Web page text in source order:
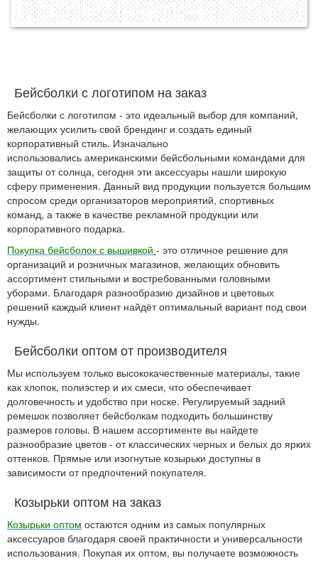
Бейсболки с логотипом на заказ
Бейсболки с логотипом - это идеальный выбор для компаний,
желающих усилить свой брендинг и создать единый
корпоративный стиль. Изначально
использовались американскими бейсбольными командами для
защиты от солнца, сегодня эти аксессуары нашли широкую
сферу применения. Данный вид продукции пользуется большим
спросом среди организаторов мероприятий, спортивных
команд, а также в качестве рекламной продукции или
корпоративного подарка.
Покупка бейсболок с вышивкой - это отличное решение для
организаций и розничных магазинов, желающих обновить
ассортимент стильными и востребованными головными
уборами. Благодаря разнообразию дизайнов и цветовых
решений каждый клиент найдёт оптимальный вариант под свои
нужды.
Бейсболки оптом от производителя
Мы используем только высококачественные материалы, такие
как хлопок, полиэстер и их смеси, что обеспечивает
долговечность и удобство при носке. Регулируемый задний
ремешок позволяет бейсболкам подходить большинству
размеров головы. В нашем ассортименте вы найдете
разнообразие цветов - от классических черных и белых до ярких
оттенков. Прямые или изогнутые козырьки доступны в
зависимости от предпочтений покупателя.
Козырьки оптом на заказ
Козырьки оптом остаются одним из самых популярных
аксессуаров благодаря своей практичности и универсальности
использования. Покупая их оптом, вы получаете возможность